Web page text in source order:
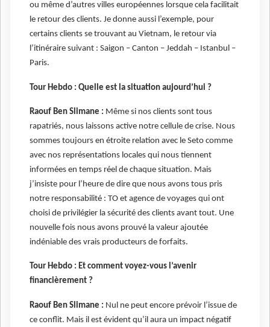
ou même d’autres villes européennes lorsque cela facilitait
le retour des clients. Je donne aussi l’exemple, pour
certains clients se trouvant au Vietnam, le retour via
l’itinéraire suivant : Saigon – Canton – Jeddah – Istanbul –
Paris.
Tour Hebdo : Quelle est la situation aujourd’hui ?
Raouf Ben Slimane : Même si nos clients sont tous
rapatriés, nous laissons active notre cellule de crise. Nous
sommes toujours en étroite relation avec le Seto comme
avec nos représentations locales qui nous tiennent
informées en temps réel de chaque situation. Mais
j’insiste pour l’heure de dire que nous avons tous pris
notre responsabilité : TO et agence de voyages qui ont
choisi de privilégier la sécurité des clients avant tout. Une
nouvelle fois nous avons prouvé la valeur ajoutée
indéniable des vrais producteurs de forfaits.
Tour Hebdo : Et comment voyez-vous l’avenir
financièrement ?
Raouf Ben Slimane : Nul ne peut encore prévoir l’issue de
ce conflit. Mais il est évident qu’il aura un impact négatif